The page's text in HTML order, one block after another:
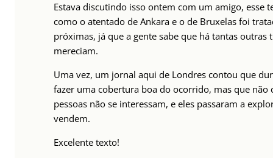
Estava discutindo isso ontem com um amigo, esse
como o atentado de Ankara e o de Bruxelas foi
próximas, já que a gente sabe que há tantas
mereciam.
Uma vez, um jornal aqui de Londres contou que
fazer uma cobertura boa do ocorrido, mas que
pessoas não se interessam, e eles passaram a
vendem.
Excelente texto!